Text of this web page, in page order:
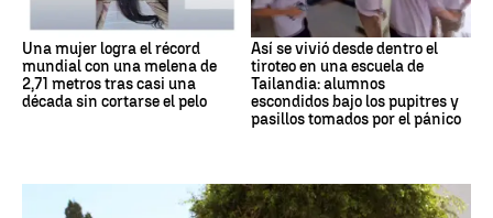
Una mujer logra el récord
mundial con una melena de
2,71 metros tras casi una
década sin cortarse el pelo
Así se vivió desde dentro el
tiroteo en una escuela de
Tailandia: alumnos
escondidos bajo los pupitres y
pasillos tomados por el pánico